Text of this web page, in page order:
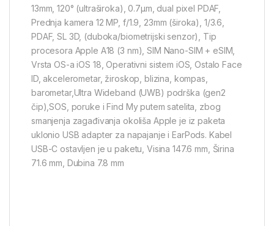
13mm, 120° (ultraširoka), 0.7µm, dual pixel PDAF,
Prednja kamera 12 MP, f/1.9, 23mm (široka), 1/3.6,
PDAF, SL 3D, (duboka/biometrijski senzor), Tip
procesora Apple A18 (3 nm), SIM Nano-SIM + eSIM,
Vrsta OS-a iOS 18, Operativni sistem iOS, Ostalo Face
ID, akcelerometar, žiroskop, blizina, kompas,
barometar,Ultra Wideband (UWB) podrška (gen2
čip),SOS, poruke i Find My putem satelita, zbog
smanjenja zagađivanja okoliša Apple je iz paketa
uklonio USB adapter za napajanje i EarPods. Kabel
USB-C ostavljen je u paketu, Visina 147.6 mm, Širina
71.6 mm, Dubina 7.8 mm